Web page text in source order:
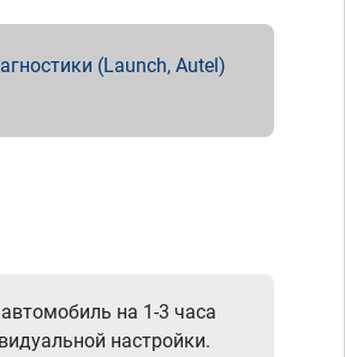
(Launch, Autel)
на 1-3 часа
настройки.